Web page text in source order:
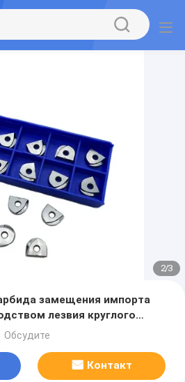
2/3
замещения импорта
лезвия круглого
половинного филируя
Обсудите
Контакт